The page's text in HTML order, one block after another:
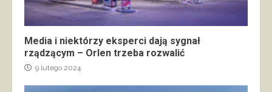
Media i niektórzy eksperci dają sygnał
rządzącym – Orlen trzeba rozwalić
9 lutego 2024